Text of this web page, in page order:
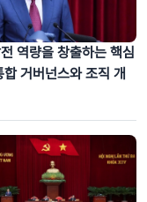
역량을 창출하는 핵심
합 거버넌스와 조직 개